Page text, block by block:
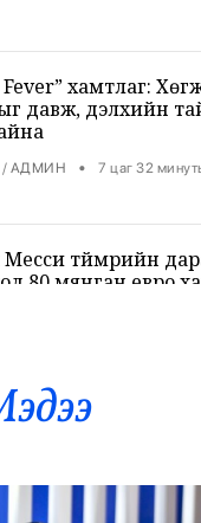
давж, дэлхийн
/АДМИН • 7 цаг 32
80 мянган евро
Болормаа • 8 цаг 9
санаж, Япон
дахин